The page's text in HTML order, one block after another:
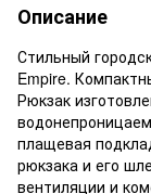
Описание
Стильный
Empire.
Рюкзак
плащевая
рюкзака и его
вентиляции и